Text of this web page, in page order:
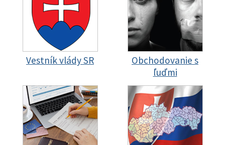
Vestník vlády SR
Obchodovanie s
ľuďmi